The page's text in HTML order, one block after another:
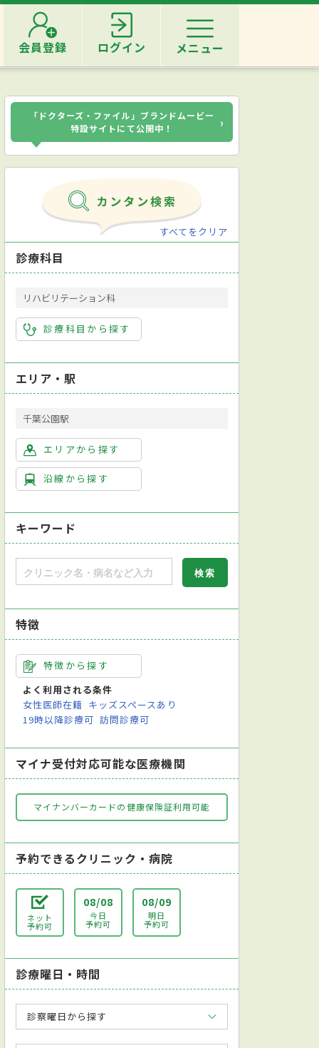
会員登録 ログイン メニュー
乳腺外科 整形外科 形成外科 脳神経外科
「ドクターズ・ファイル」ブランドムービー
特設サイトにて公開中！
›
すべてをクリア
診療科目
リハビリテーション科
診療科目から探す
エリア・駅
千葉公園駅
エリアから探す
沿線から探す
キーワード
特徴
特徴から探す
よく利用される条件
女性医師在籍 キッズスペースあり
19時以降診療可 訪問診療可
マイナ受付対応可能な医療機関
マイナンバーカードの健康保険証利用可能
予約できるクリニック・病院
ネット
予約可
08/08
今日
予約可
08/09
明日
予約可
診療曜日・時間
診察曜日から探す